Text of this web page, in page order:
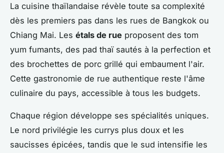
La cuisine thaïlandaise révèle toute sa complexité
dès les premiers pas dans les rues de Bangkok ou
Chiang Mai. Les étals de rue proposent des tom
yum fumants, des pad thaï sautés à la perfection et
des brochettes de porc grillé qui embaument l'air.
Cette gastronomie de rue authentique reste l'âme
culinaire du pays, accessible à tous les budgets.
Chaque région développe ses spécialités uniques.
Le nord privilégie les currys plus doux et les
saucisses épicées, tandis que le sud intensifie les